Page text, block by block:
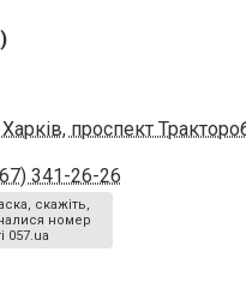
проспект
341-26-26
скажіть,
номер
057.ua